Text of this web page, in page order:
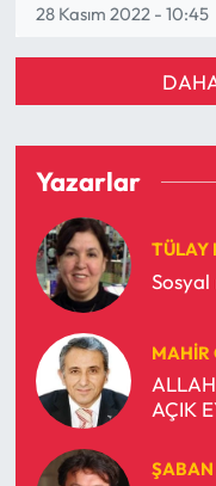
28 Kasım 2022 - 10:45
Yazarlar
TÜLAY
Sosyal
MAHIR
AÇIK
ŞABAN